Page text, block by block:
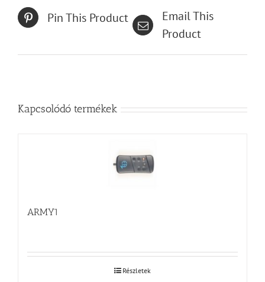
Pin This Product
Email This
Product
Kapcsolódó termékek
ARMY1
Részletek